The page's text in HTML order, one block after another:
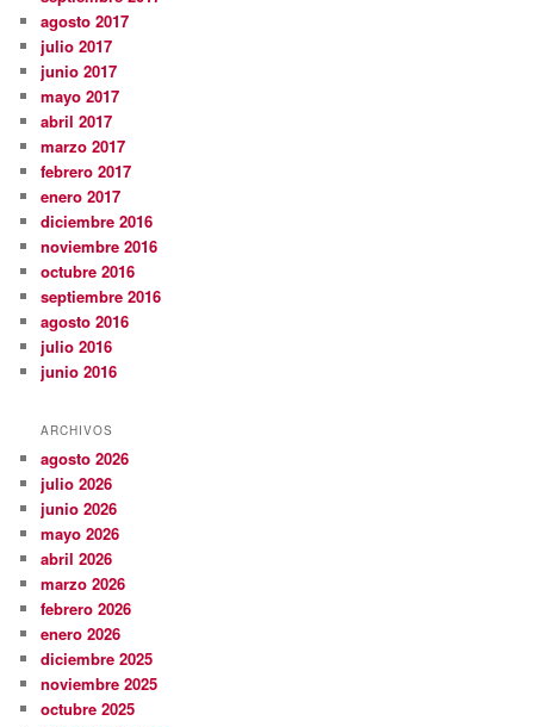
agosto 2017
julio 2017
junio 2017
mayo 2017
abril 2017
marzo 2017
febrero 2017
enero 2017
diciembre 2016
noviembre 2016
octubre 2016
septiembre 2016
agosto 2016
julio 2016
junio 2016
ARCHIVOS
agosto 2026
julio 2026
junio 2026
mayo 2026
abril 2026
marzo 2026
febrero 2026
enero 2026
diciembre 2025
noviembre 2025
octubre 2025